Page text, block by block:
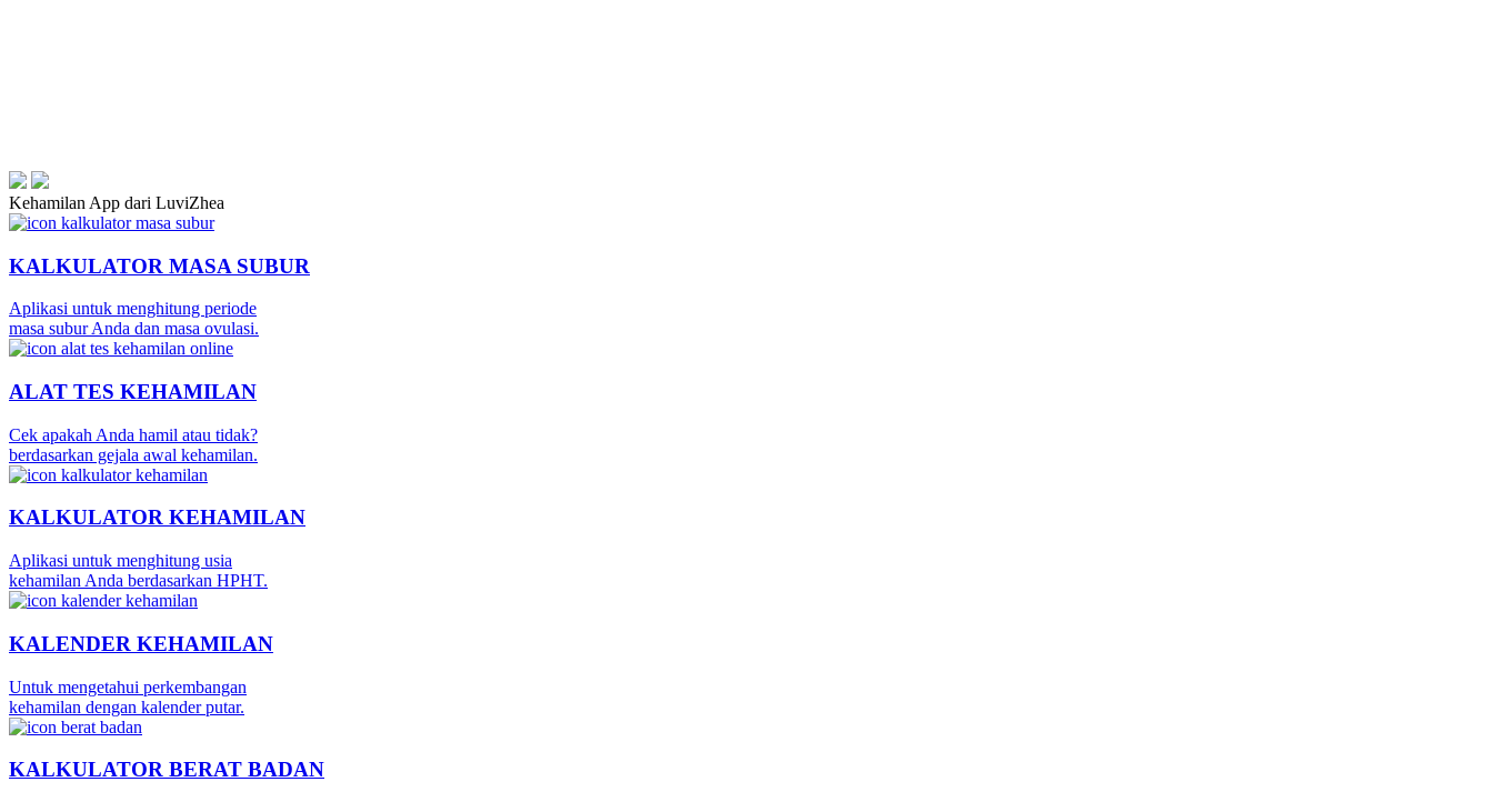
Kehamilan App dari LuviZhea
KALKULATOR MASA SUBUR
Aplikasi untuk menghitung periode
masa subur Anda dan masa ovulasi.
ALAT TES KEHAMILAN
Cek apakah Anda hamil atau tidak?
berdasarkan gejala awal kehamilan.
KALKULATOR KEHAMILAN
Aplikasi untuk menghitung usia
kehamilan Anda berdasarkan HPHT.
KALENDER KEHAMILAN
Untuk mengetahui perkembangan
kehamilan dengan kalender putar.
KALKULATOR BERAT BADAN